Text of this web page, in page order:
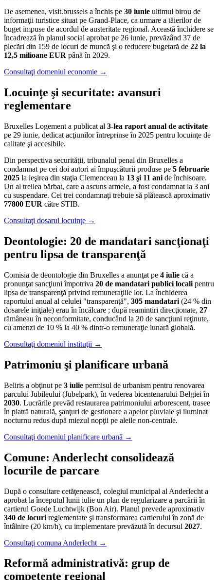
De asemenea, visit.brussels a închis pe 30 iunie ultimul birou de
informaţii turistice situat pe Grand-Place, ca urmare a tăierilor de
buget impuse de acordul de austeritate regional. Această închidere se
încadrează în planul social aprobat pe 26 iunie, prevăzând 37 de
plecări din 159 de locuri de muncă şi o reducere bugetară de 22 la
12,5 milioane EUR până în 2029.
Consultaţi domeniul economie →
Locuinţe şi securitate: avansuri
reglementare
Bruxelles Logement a publicat al 3-lea raport anual de activitate
pe 29 iunie, dedicat acţiunilor întreprinse în 2025 pentru locuinţe de
calitate şi accesibile.
Din perspectiva securităţii, tribunalul penal din Bruxelles a
condamnat pe cei doi autori ai împuşcăturii produse pe 5 februarie
2025 la ieşirea din staţia Clemenceau la 13 şi 11 ani de închisoare.
Un al treilea bărbat, care a ascuns armele, a fost condamnat la 3 ani
cu suspendare. Cei trei condamnaţi trebuie să plătească aproximativ
77800 EUR către STIB.
Consultaţi dosarul locuinţe →
Deontologie: 20 de mandatari sancţionaţi
pentru lipsa de transparenţă
Comisia de deontologie din Bruxelles a anunţat pe 4 iulie că a
pronunţat sancţiuni împotriva 20 de mandatari publici locali pentru
lipsa de transparenţă privind remuneraţiile lor. La închiderea
raportului anual al celulei "transparenţă", 305 mandatari (24 % din
dosarele iniţiale) erau în încălcare ; după reamintiri direcţionate, 27
rămâneau în neconformitate, conducând la 20 de sancţiuni reţinute,
cu amenzi de 10 % la 40 % dintr-o remuneraţie lunară globală.
Consultaţi domeniul instituţii →
Patrimoniu şi planificare urbană
Beliris a obţinut pe 3 iulie permisul de urbanism pentru renovarea
parcului Jubileului (Jubelpark), în vederea bicentenarului Belgiei în
2030. Lucrările prevăd restaurarea patrimoniului arborescent, trasee
în piatră naturală, şanţuri de gestionare a apelor pluviale şi iluminat
nocturnu redus după miezul nopţii pe aleile non-centrale.
Consultaţi domeniul planificare urbană →
Comune: Anderlecht consolidează
locurile de parcare
După o consultare cetăţenească, colegiul municipal al Anderlecht a
aprobat la începutul lunii iulie un plan de regularizare a parcării în
cartierul Goede Luchtwijk (Bon Air). Planul prevede aproximativ
340 de locuri reglementate şi transformarea cartierului în zonă de
întâlnire (20 km/h), cu implementare prevăzută în decursul 2027.
Consultaţi comuna Anderlecht →
Reformă administrativă: grup de
competenţe regional